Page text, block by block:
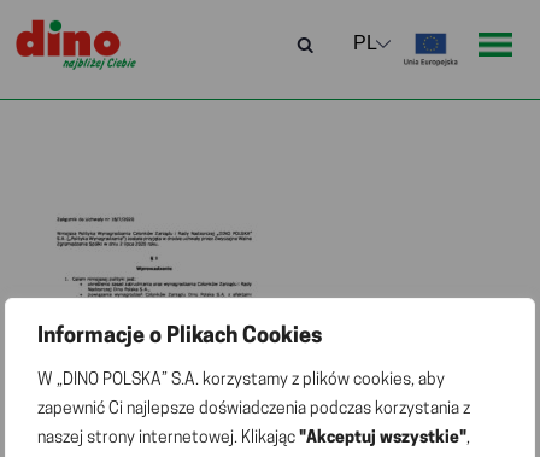
Informacje o Plikach Cookies
W „DINO POLSKA” S.A. korzystamy z plików cookies, aby
zapewnić Ci najlepsze doświadczenia podczas korzystania z
naszej strony internetowej. Klikając "Akceptuj wszystkie",